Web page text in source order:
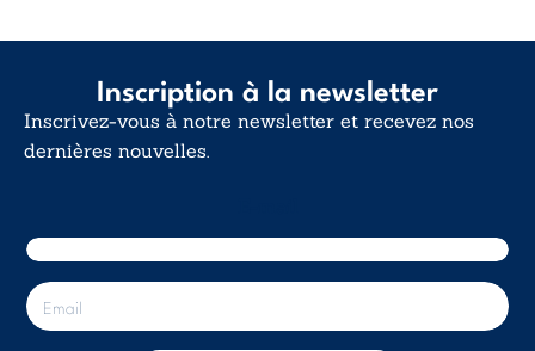
Inscription à la newsletter
Inscrivez-vous à notre newsletter et recevez nos
dernières nouvelles.
E
-
m